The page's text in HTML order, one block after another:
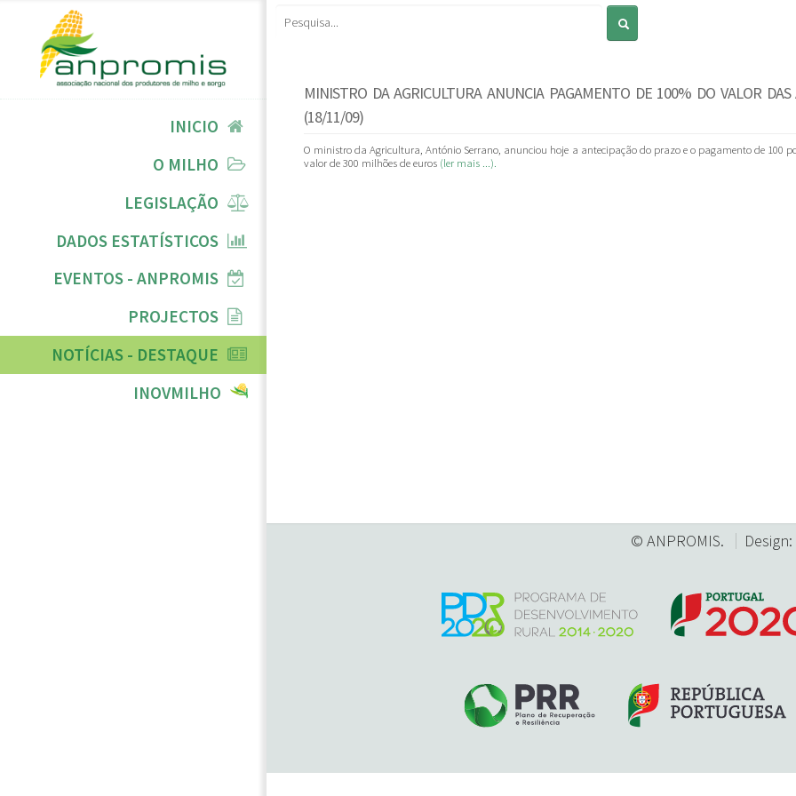
INICIO
O MILHO
LEGISLAÇÃO
DADOS ESTATÍSTICOS
EVENTOS - ANPROMIS
PROJECTOS
NOTÍCIAS - DESTAQUE
INOVMILHO
Pesquisar
MINISTRO DA AGRICULTURA ANUNCIA PAGAMENTO DE 100% DO VALOR DAS
(18/11/09)
O ministro da Agricultura, António Serrano, anunciou hoje a antecipação do prazo e o pagamento de 100
valor de 300 milhões de euros (ler mais ...).
© ANPROMIS.